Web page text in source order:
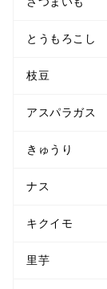
とうもろこし
枝豆
アスパラガス
きゅうり
ナス
キクイモ
里芋